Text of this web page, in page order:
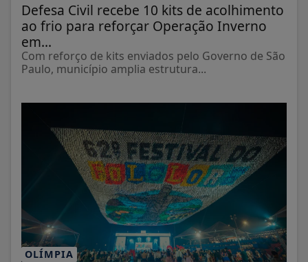
Defesa Civil recebe 10 kits de acolhimento
ao frio para reforçar Operação Inverno
em...
Com reforço de kits enviados pelo Governo de São
Paulo, município amplia estrutura...
OLÍMPIA